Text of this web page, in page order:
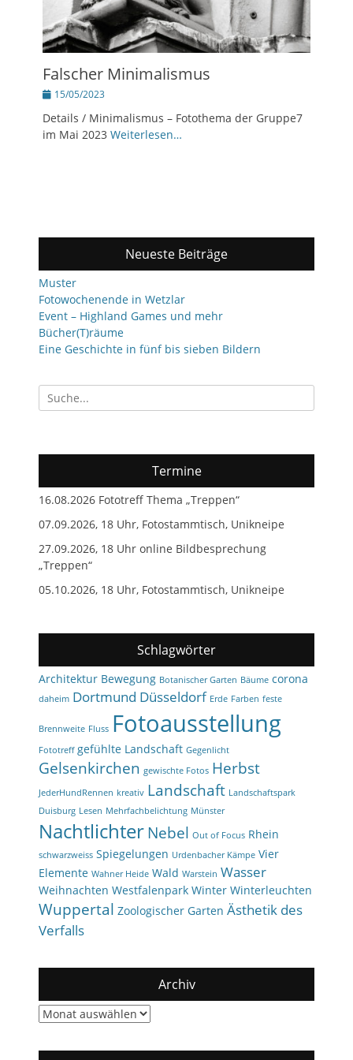
Falscher Minimalismus
Posted
15/05/2023
Details / Minimalismus – Fotothema der Gruppe7
im Mai 2023 Weiterlesen…
Neueste Beiträge
Muster
Fotowochenende in Wetzlar
Event – Highland Games und mehr
Bücher(T)räume
Eine Geschichte in fünf bis sieben Bildern
Suchen
nach:
Termine
16.08.2026 Fototreff Thema „Treppen“
07.09.2026, 18 Uhr, Fotostammtisch, Unikneipe
27.09.2026, 18 Uhr online Bildbesprechung
„Treppen“
05.10.2026, 18 Uhr, Fotostammtisch, Unikneipe
Schlagwörter
Architektur Bewegung Botanischer Garten Bäume corona
daheim Dortmund Düsseldorf Erde Farben feste
Brennweite Fluss Fotoausstellung
Fototreff gefühlte Landschaft Gegenlicht
Gelsenkirchen gewischte Fotos Herbst
JederHundRennen kreativ Landschaft Landschaftspark
Duisburg Lesen Mehrfachbelichtung Münster
NachtlichterNebel Out of Focus Rhein
schwarzweiss Spiegelungen Urdenbacher Kämpe Vier
Elemente Wahner Heide Wald Warstein Wasser
Weihnachten Westfalenpark Winter Winterleuchten
Wuppertal Zoologischer Garten Ästhetik des
Verfalls
Archiv
Archiv